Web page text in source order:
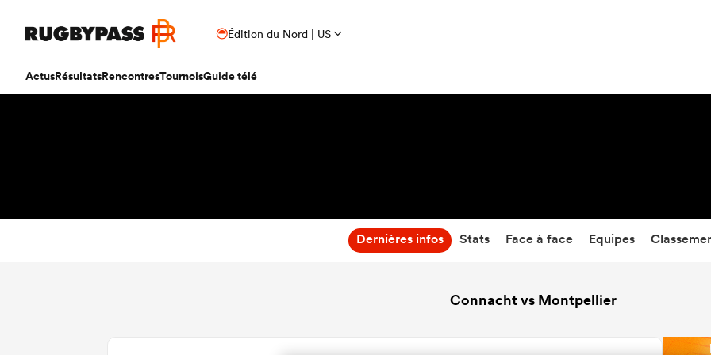
Édition du Nord | US
ActusRésultatsRencontresTournoisGuide télé
Dernières infos Stats Face à face Equipes
Connacht vs Montpellier